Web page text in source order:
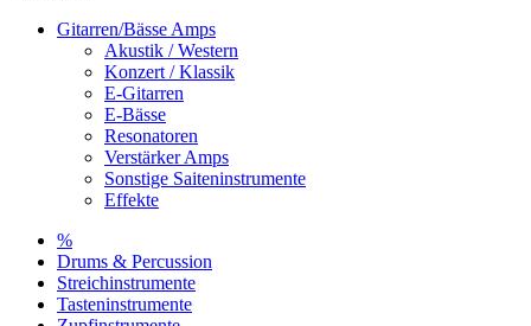
Gitarren/Bässe Amps
Akustik / Western
Konzert / Klassik
E-Gitarren
E-Bässe
Resonatoren
Verstärker Amps
Sonstige Saiteninstrumente
Effekte
%
Drums & Percussion
Streichinstrumente
Tasteninstrumente